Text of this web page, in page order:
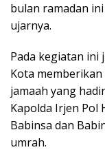
bulan ramadan
ujarnya.
Pada kegiatan ini
Kota
jamaah yang
Kapolda Irjen Pol
Babinsa dan
umrah.